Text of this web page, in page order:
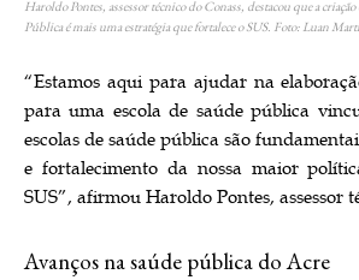
Haroldo Pontes, assessor técnico do Conass, destacou que a
Pública é mais uma estratégia que fortalece o SUS. Foto: Luan
“Estamos aqui para ajudar na
para uma escola de saúde pública
escolas de saúde pública são
e fortalecimento da nossa maior
SUS”, afirmou Haroldo Pontes, assessor
Avanços na saúde pública do Acre